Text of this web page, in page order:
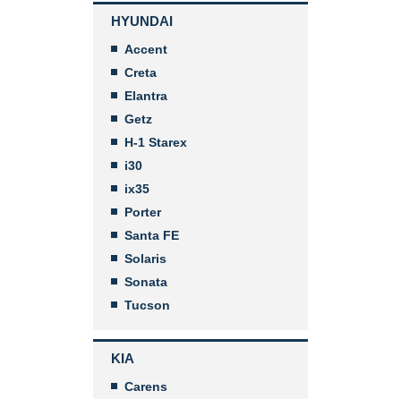
HYUNDAI
Accent
Creta
Elantra
Getz
H-1 Starex
i30
ix35
Porter
Santa FE
Solaris
Sonata
Tucson
KIA
Carens